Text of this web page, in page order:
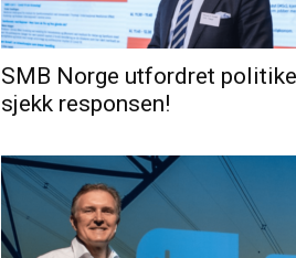
SMB Norge utfordret
sjekk responsen!